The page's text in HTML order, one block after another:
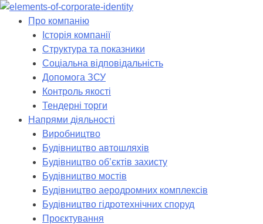
Skip
Про компанію
Історія компанії
Структура та показники
Соціальна відповідальність
Допомога ЗСУ
Контроль якості
Тендерні торги
Напрями діяльності
Виробництво
Будівництво автошляхів
Будівництво обʼєктів захисту
Будівництво мостів
Будівництво аеродромних комплексів
Будівництво гідротехнічних споруд
Проєктування